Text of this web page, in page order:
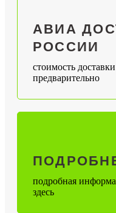
АВИА
РОССИИ
стоимость
предварительно
подробная
здесь